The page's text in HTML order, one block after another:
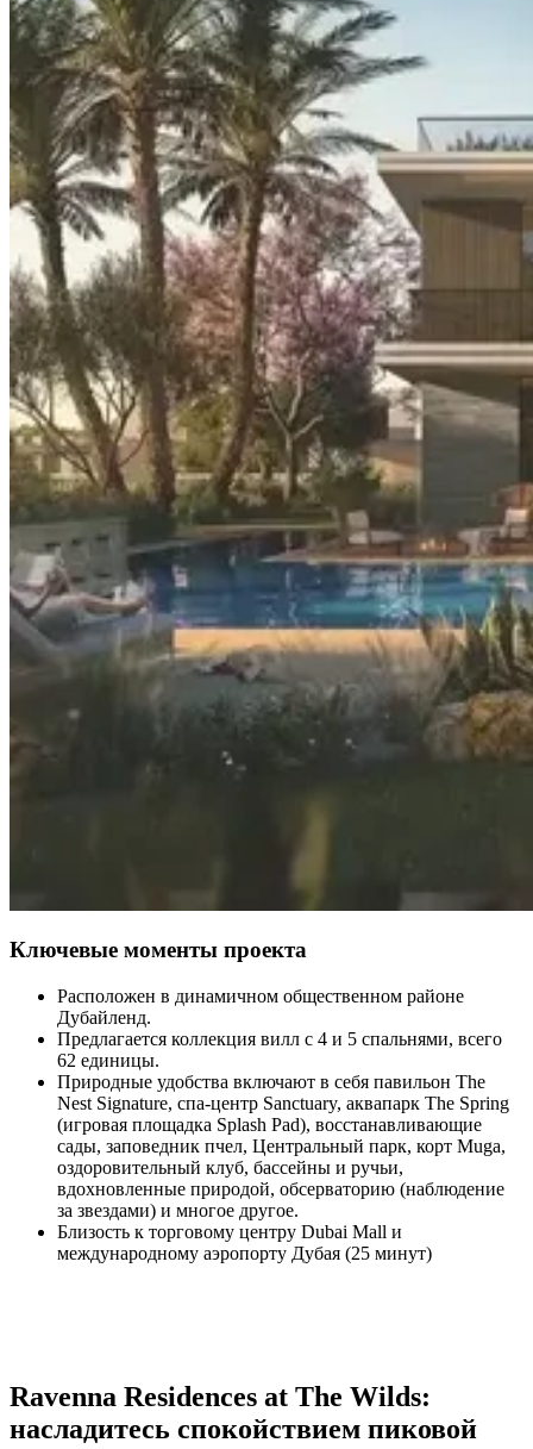
Ключевые моменты проекта
Расположен в динамичном общественном районе
Дубайленд.
Предлагается коллекция вилл с 4 и 5 спальнями, всего
62 единицы.
Природные удобства включают в себя павильон The
Nest Signature, спа-центр Sanctuary, аквапарк The Spring
(игровая площадка Splash Pad), восстанавливающие
сады, заповедник пчел, Центральный парк, корт Muga,
оздоровительный клуб, бассейны и ручьи,
вдохновленные природой, обсерваторию (наблюдение
за звездами) и многое другое.
Близость к торговому центру Dubai Mall и
международному аэропорту Дубая (25 минут)
Ravenna Residences at The Wilds:
насладитесь спокойствием пиковой